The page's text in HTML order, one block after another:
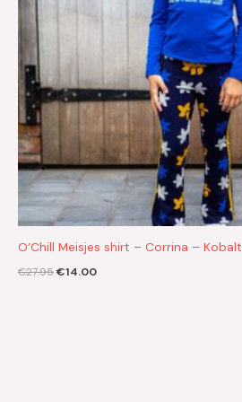
O’Chill Meisjes shirt – Corrina – Kobalt
€27.95€14.00